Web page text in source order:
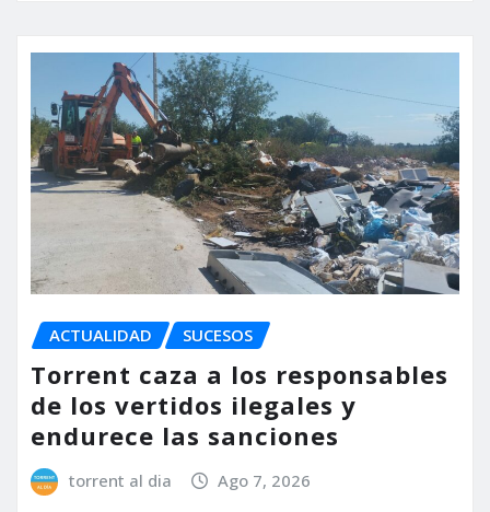
ACTUALIDAD SUCESOS
Torrent caza a los responsables
de los vertidos ilegales y
endurece las sanciones
torrent al dia Ago 7, 2026